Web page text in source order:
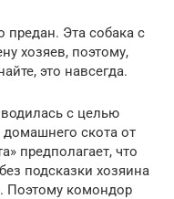
Эта собака с
хозяев, поэтому,
это навсегда.
с целью
скота от
предполагает, что
подсказки хозяина
Поэтому комондор